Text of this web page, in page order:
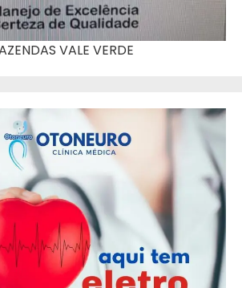
VALE VERDE